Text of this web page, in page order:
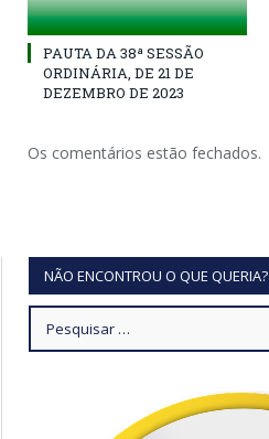
PAUTA DA 38ª SESSÃO
ORDINÁRIA, DE 21 DE
DEZEMBRO DE 2023
Os comentários estão fechados.
NÃO ENCONTROU O QUE QUERIA?